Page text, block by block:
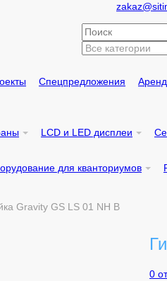
Спецпредложения
LCD и LED дисплеи
для кванториумов
Gravity GS LS 01 NH B
0